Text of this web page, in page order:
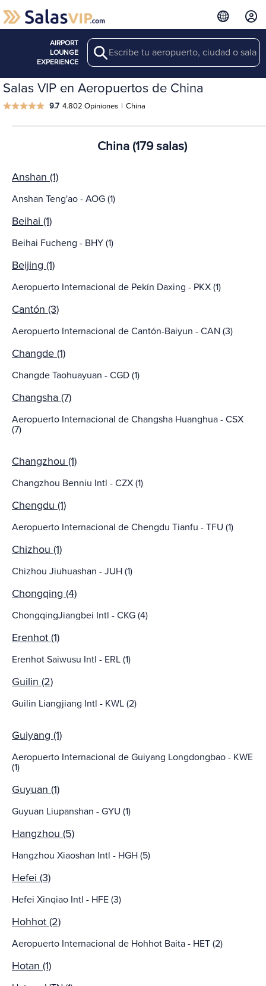
AIRPORT
LOUNGE
EXPERIENCE
Search
Salas VIP en Aeropuertos de China
9.7 4.802 Opiniones | China
China (179 salas)
Anshan (1)
Anshan Teng'ao - AOG (1)
Beihai (1)
Beihai Fucheng - BHY (1)
Beijing (1)
Aeropuerto Internacional de Pekín Daxing - PKX (1)
Cantón (3)
Aeropuerto Internacional de Cantón-Baiyun - CAN (3)
Changde (1)
Changde Taohuayuan - CGD (1)
Changsha (7)
Aeropuerto Internacional de Changsha Huanghua - CSX
(7)
Changzhou (1)
Changzhou Benniu Intl - CZX (1)
Chengdu (1)
Aeropuerto Internacional de Chengdu Tianfu - TFU (1)
Chizhou (1)
Chizhou Jiuhuashan - JUH (1)
Chongqing (4)
ChongqingJiangbei Intl - CKG (4)
Erenhot (1)
Erenhot Saiwusu Intl - ERL (1)
Guilin (2)
Guilin Liangjiang Intl - KWL (2)
Guiyang (1)
Aeropuerto Internacional de Guiyang Longdongbao - KWE
(1)
Guyuan (1)
Guyuan Liupanshan - GYU (1)
Hangzhou (5)
Hangzhou Xiaoshan Intl - HGH (5)
Hefei (3)
Hefei Xinqiao Intl - HFE (3)
Hohhot (2)
Aeropuerto Internacional de Hohhot Baita - HET (2)
Hotan (1)